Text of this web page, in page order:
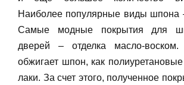
Наиболее популярные виды шпона
Самые модные покрытия для
дверей – отделка масло-
обжигает шпон, как
лаки. За счет этого, полученное